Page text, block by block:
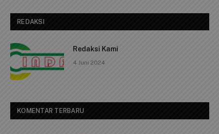
REDAKSI
Redaksi Kami
4 Juni 2024
KOMENTAR TERBARU